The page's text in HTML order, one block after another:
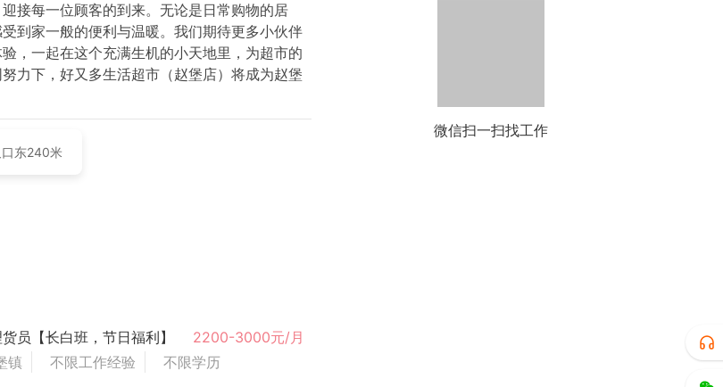
接每一位顾客的到来。无论是日常购物的居
到家一般的便利与温暖。我们期待更多小伙伴
，一起在这个充满生机的小天地里，为超市的
力下，好又多生活超市（赵堡店）将成为赵堡
东240米
员【长白班，节日福利】
2200-3000元/月
镇
不限工作经验 不限学历
微信扫一扫找工作